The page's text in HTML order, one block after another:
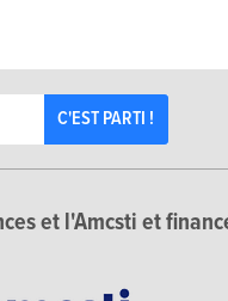
C'EST PARTI !
et l'Amcsti et